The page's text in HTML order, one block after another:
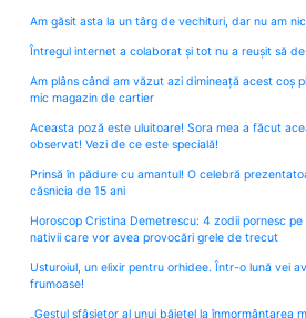
Am găsit asta la un târg de vechituri, dar nu am
Întregul internet a colaborat și tot nu a reușit să
Am plâns când am văzut azi dimineață acest coș
mic magazin de cartier
Aceasta poză este uluitoare! Sora mea a făcut
observat! Vezi de ce este specială!
Prinsă în pădure cu amantul! O celebră
căsnicia de 15 ani
Horoscop Cristina Demetrescu: 4 zodii pornesc
nativii care vor avea provocări grele de trecut
Usturoiul, un elixir pentru orhidee. Într-o lună vei
frumoase!
„Gestul sfâșietor al unui băiețel la înmormântarea